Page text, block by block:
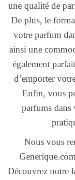
une qualité de
De plus, le
votre parfum
ainsi une
également
d’emporter
Enfin, vous
parfums dans
Nous vous
Découvrez notre